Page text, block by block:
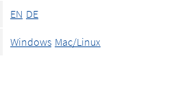
EN DE
Windows Mac/Linux